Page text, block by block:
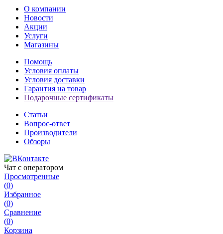
О компании
Новости
Акции
Услуги
Магазины
Помощь
Условия оплаты
Условия доставки
Гарантия на товар
Подарочные сертификаты
Статьи
Вопрос-ответ
Производители
Обзоры
Чат с оператором
Просмотренные
(0)
Избранное
(0)
Сравнение
(0)
Корзина